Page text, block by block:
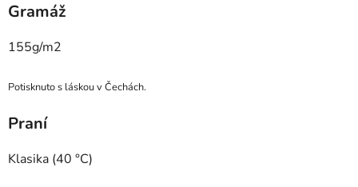
Gramáž
155g/m2
Potisknuto s láskou v Čechách.
Praní
Klasika (40 °C)